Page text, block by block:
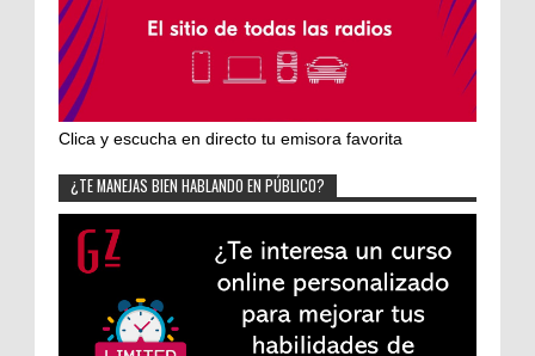
Clica y escucha en directo tu emisora favorita
¿TE MANEJAS BIEN HABLANDO EN PÚBLICO?